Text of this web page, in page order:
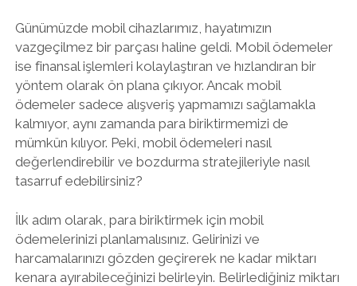
Günümüzde mobil cihazlarımız, hayatımızın
vazgeçilmez bir parçası haline geldi. Mobil ödemeler
ise finansal işlemleri kolaylaştıran ve hızlandıran bir
yöntem olarak ön plana çıkıyor. Ancak mobil
ödemeler sadece alışveriş yapmamızı sağlamakla
kalmıyor, aynı zamanda para biriktirmemizi de
mümkün kılıyor. Peki, mobil ödemeleri nasıl
değerlendirebilir ve bozdurma stratejileriyle nasıl
tasarruf edebilirsiniz?
İlk adım olarak, para biriktirmek için mobil
ödemelerinizi planlamalısınız. Gelirinizi ve
harcamalarınızı gözden geçirerek ne kadar miktarı
kenara ayırabileceğinizi belirleyin. Belirlediğiniz miktarı